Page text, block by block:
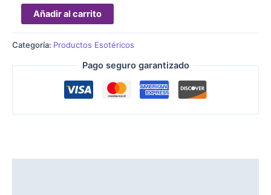
Añadir al carrito
Categoría: Productos Esotéricos
Pago seguro garantizado